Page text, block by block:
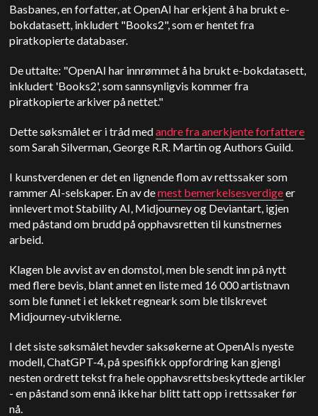
Basbanes, en forfatter, at OpenAI har erkjent å ha brukt e-
bokdatasett, inkludert "Books2", som er hentet fra
piratkopierte databaser.
De uttalte: "OpenAI har innrømmet å ha brukt e-bokdatasett,
inkludert 'Books2', som sannsynligvis kommer fra
piratkopierte arkiver på nettet."
Dette søksmålet er i tråd medandre fra anerkjente forfattere
som Sarah Silverman, George R.R. Martin og Authors Guild.
I kunstverdenen er det en lignende flom av rettssaker som
rammer AI-selskaper. En av demest bemerkelsesverdigeer
innlevert mot Stability AI, Midjourney og Deviantart, igjen
med påstand om brudd på opphavsretten til kunstnernes
arbeid.
Klagen ble avvist av en domstol, men ble sendt inn på nytt
med flere bevis, blant annet en liste med 16 000 artistnavn
som ble funnet i et lekket regneark som ble tilskrevet
Midjourney-utviklerne.
I det siste søksmålet hevder saksøkerne at OpenAIs nyeste
modell, ChatGPT-4, på spesifikk oppfordring kan gjengi
nesten ordrett tekst fra hele opphavsrettsbeskyttede artikler
- en påstand som ennå ikke har blitt tatt opp i rettssaker før
nå.